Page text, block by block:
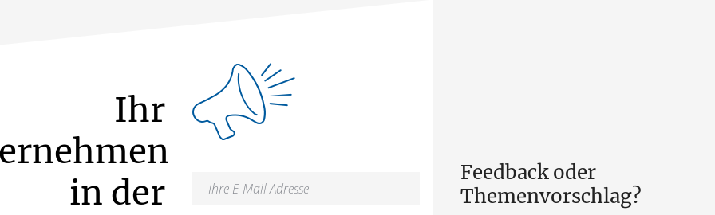
Ihr
in der
Feedback oder
Themenvorschlag?